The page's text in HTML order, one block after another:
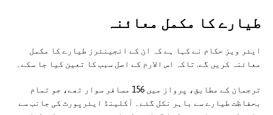
طیارے کا مکمل معائنہ
ایئر ویز حکام نے کہا ہے کہ ان کے انجینئرز طیارے کا مکمل
معائنہ کریں گے. تاکہ اس الارم کے اصل سبب کا تعین کیا جا سکے۔
ترجمان کے مطابق، پرواز میں 156 مسافر سوار تھے، جو تمام
بحفاظت طیارے سے باہر نکل گئے۔ آکلینڈ ایئرپورٹ کی جانب سے